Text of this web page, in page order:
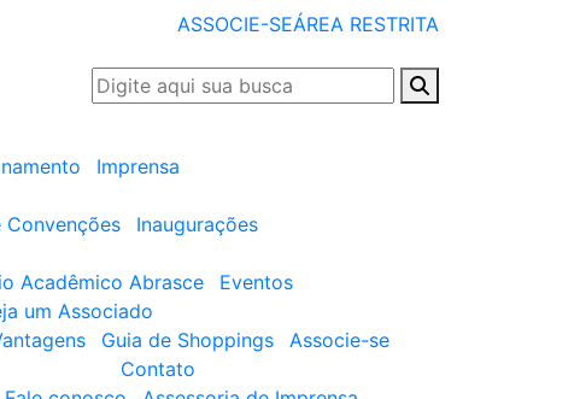
ASSOCIE-SEÁREA RESTRITA
Imprensa
Convenções
Inaugurações
Acadêmico Abrasce
Eventos
um Associado
Guia de Shoppings
Associe-se
Contato